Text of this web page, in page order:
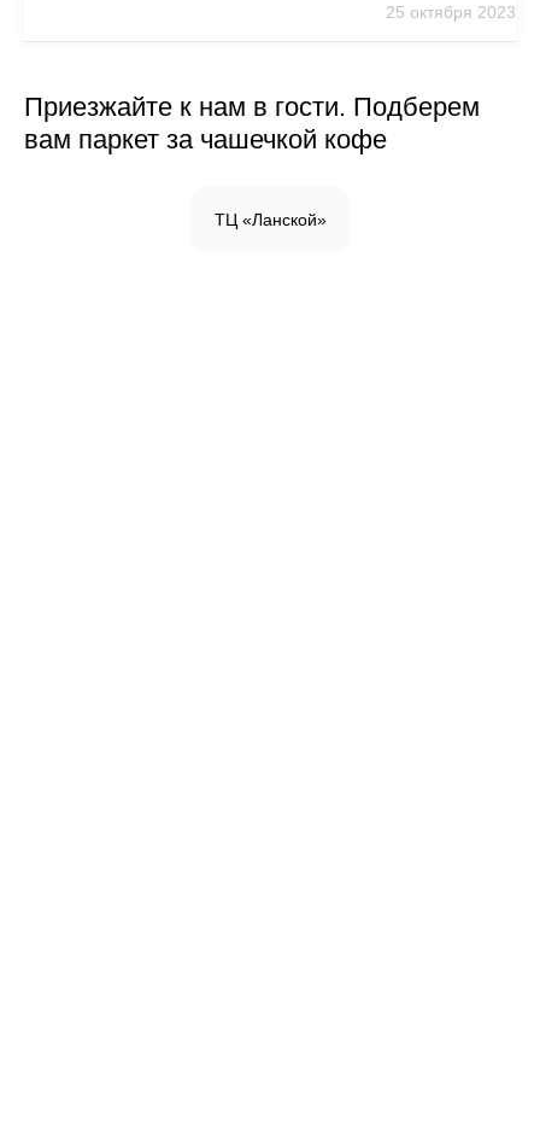
25 октября 2023
Приезжайте к нам в гости. Подберем
вам паркет за чашечкой кофе
ТЦ «Ланской»